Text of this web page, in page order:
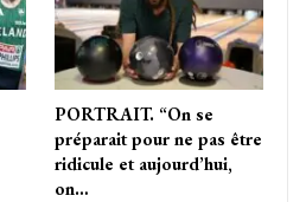
PORTRAIT. “On se
préparait pour ne pas être
ridicule et aujourd’hui,
on…